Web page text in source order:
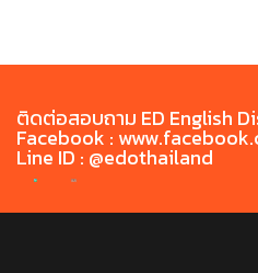
ติดต่อสอบถาม ED English
Facebook :
Line ID : @edothailand